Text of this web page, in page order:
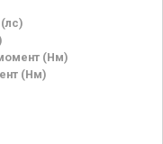
(Нм)
(Нм)